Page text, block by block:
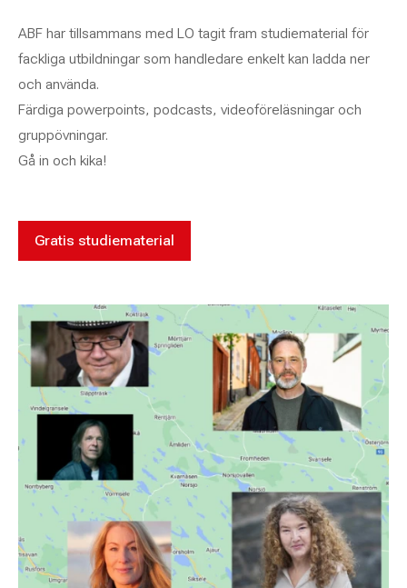
ABF har tillsammans med LO tagit fram studiematerial för
fackliga utbildningar som handledare enkelt kan ladda ner
och använda.
Färdiga powerpoints, podcasts, videoföreläsningar och
gruppövningar.
Gå in och kika!
Gratis studiematerial